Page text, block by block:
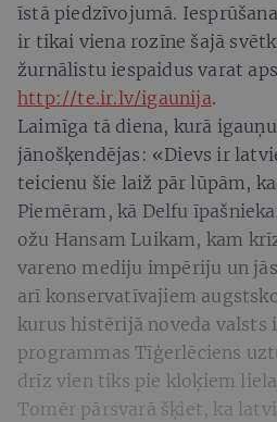
īstā piedzīvojumā.
ir tikai viena rozīne šajā
žurnālistu iespaidus varat
http://te.ir.lv/igaunija.
Laimīga tā diena, kurā
jānošķendējas: «Dievs ir
teicienu šie laiž pār lūpām,
Piemēram, kā Delfu
ožu Hansam Luikam, kam
vareno mediju impēriju un
arī konservatīvajiem
kurus histērijā noveda valsts
programmas Tīģerlēciens
drīz vien tiks pie kloķiem
Tomēr pārsvarā šķiet, ka